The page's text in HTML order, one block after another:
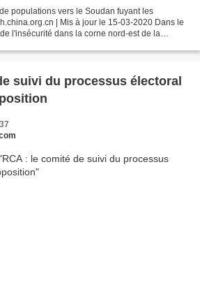
populations vers le Soudan fuyant les
| Mis à jour le 15-03-2020 Dans le
l'insécurité dans la corne nord-est de la
suivi du processus électoral